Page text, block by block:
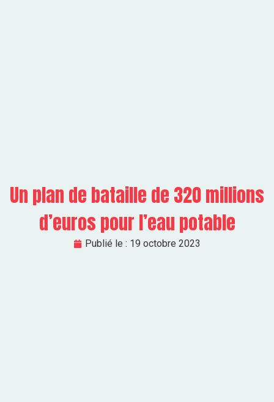
Un plan de bataille de 320 millions
d’euros pour l’eau potable
Publié le : 19 octobre 2023